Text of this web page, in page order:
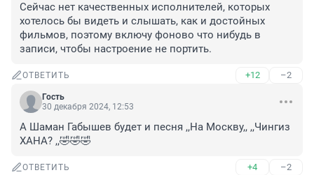
Сейчас нет качественных исполнителей, которых
хотелось бы видеть и слышать, как и достойных
фильмов, поэтому включу фоново что нибудь в
записи, чтобы настроение не портить.
ОТВЕТИТЬ +12 –2
Гость
30 декабря 2024, 12:53
А Шаман Габышев будет и песня ,,На Москву,, ,,Чингиз
ХАНА? ,,🤣🤣🤣
ОТВЕТИТЬ +4 –2